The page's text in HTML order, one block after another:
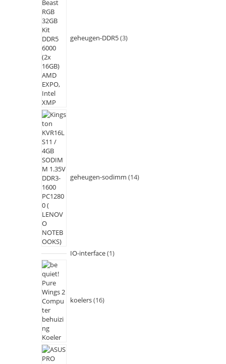
geheugen-DDR5 3
geheugen-sodimm 14
IO-interface 1
koelers 16